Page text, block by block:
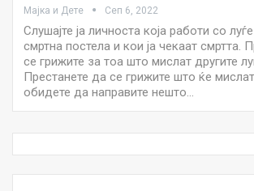
Мајка и Дете Сеп 6, 2022
Слушајте ја личноста која работи со
смртна постела и кои ја чекаат смртта.
се грижите за тоа што мислат другите
Престанете да се грижите што ќе
обидете да направите нешто…